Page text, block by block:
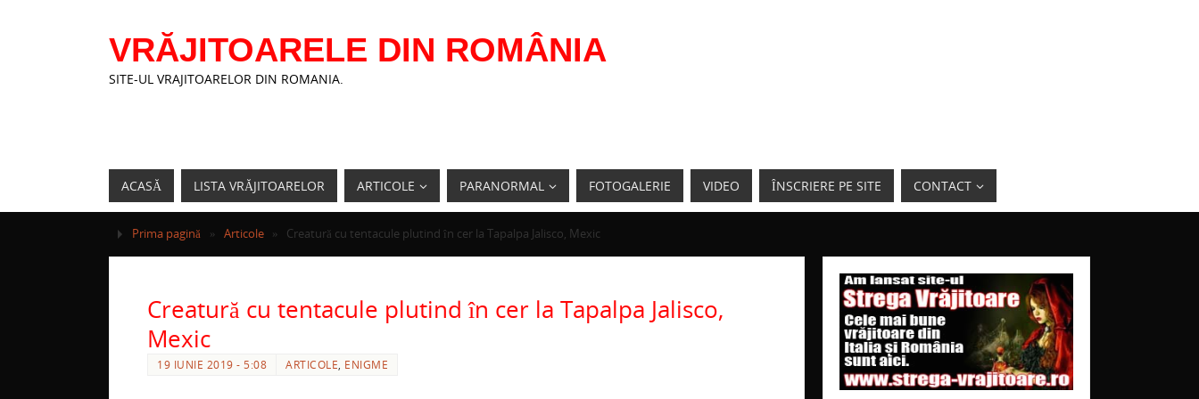
VRĂJITOARELE DIN ROMÂNIA
SITE-UL VRAJITOARELOR DIN ROMANIA.
ACASĂ LISTA VRĂJITOARELOR ARTICOLE PARANORMAL FOTOGALERIE VIDEO ÎNSCRIERE PE SITE CONTACT
Prima pagină » Articole » Creatură cu tentacule plutind în cer la Tapalpa Jalisco, Mexic
Creatură cu tentacule plutind în cer la Tapalpa Jalisco,
Mexic
19 IUNIE 2019 - 5:08 ARTICOLE ENIGME